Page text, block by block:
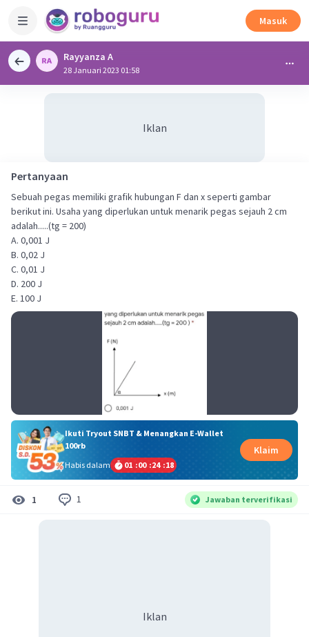
Masuk
Rayyanza A
28 Januari 2023 01:58
Iklan
Pertanyaan
Sebuah pegas memiliki grafik hubungan F dan x seperti gambar
berikut ini. Usaha yang diperlukan untuk menarik pegas sejauh 2 cm
adalah.....(tg = 200)
A. 0,001 J
B. 0,02 J
C. 0,01 J
D. 200 J
E. 100 J
Ikuti Tryout SNBT & Menangkan E-Wallet
100rb
Habis dalam
01 :00 :24 :18
Klaim
1 1 Jawaban terverifikasi
Iklan